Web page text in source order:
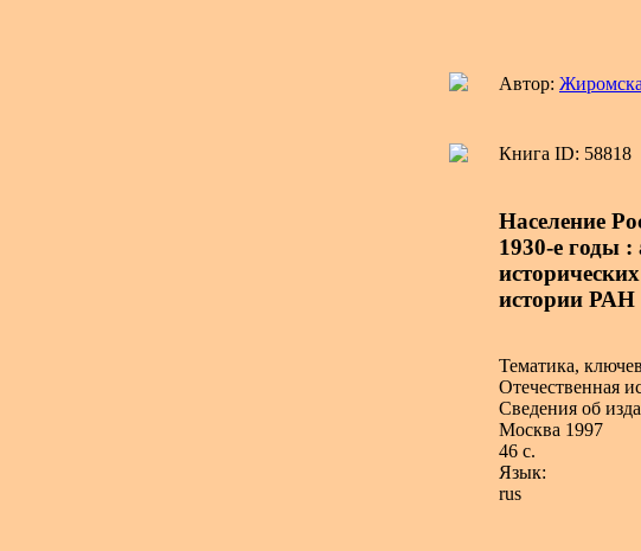
Автор:
Книга ID: 58818
Население
1930-е годы :
истории РАН
Тематика,
Отечественная
Сведения об
Москва 1997
46 с.
Язык:
rus